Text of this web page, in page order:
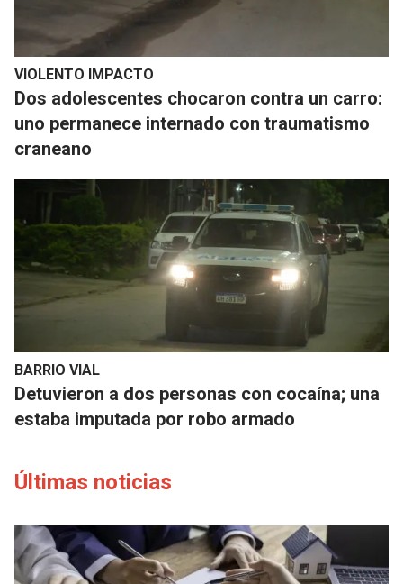
VIOLENTO IMPACTO
Dos adolescentes chocaron contra un carro:
uno permanece internado con traumatismo
craneano
BARRIO VIAL
Detuvieron a dos personas con cocaína; una
estaba imputada por robo armado
Últimas noticias